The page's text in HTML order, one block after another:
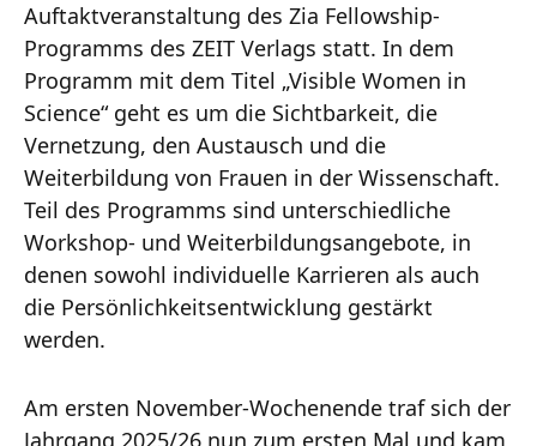
Auftaktveranstaltung des Zia Fellowship-
Programms des ZEIT Verlags statt. In dem
Programm mit dem Titel „Visible Women in
Science“ geht es um die Sichtbarkeit, die
Vernetzung, den Austausch und die
Weiterbildung von Frauen in der Wissenschaft.
Teil des Programms sind unterschiedliche
Workshop- und Weiterbildungsangebote, in
denen sowohl individuelle Karrieren als auch
die Persönlichkeitsentwicklung gestärkt
werden.
Am ersten November-Wochenende traf sich der
Jahrgang 2025/26 nun zum ersten Mal und kam